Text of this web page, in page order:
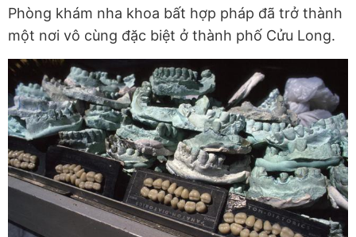
Phòng khám nha khoa bất hợp pháp đã trở thành
một nơi vô cùng đặc biệt ở thành phố Cửu Long.